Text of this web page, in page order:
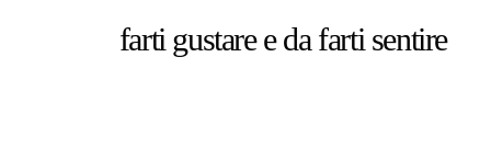
farti gustare e da farti sentire